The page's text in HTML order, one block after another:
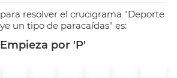
resolver el crucigrama "Deporte
un tipo de paracaídas" es:
Empieza por 'P'